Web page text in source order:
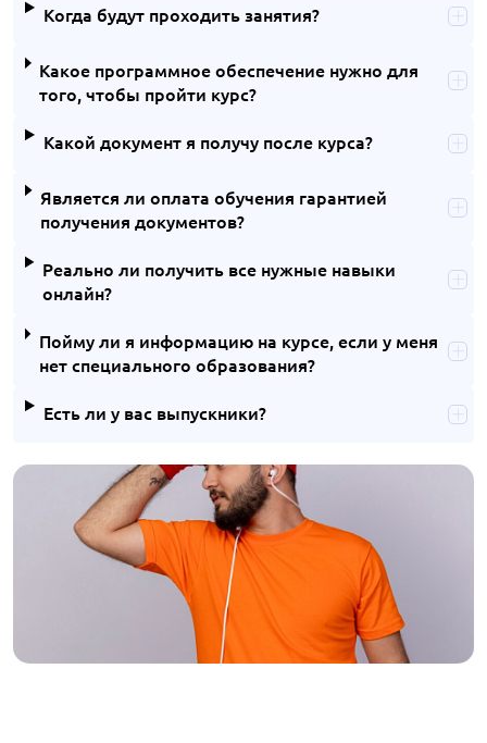
Когда будут проходить занятия?
Какое программное обеспечение нужно для
того, чтобы пройти курс?
Какой документ я получу после курса?
Является ли оплата обучения гарантией
получения документов?
Реально ли получить все нужные навыки
онлайн?
Пойму ли я информацию на курсе, если у меня
нет специального образования?
Есть ли у вас выпускники?